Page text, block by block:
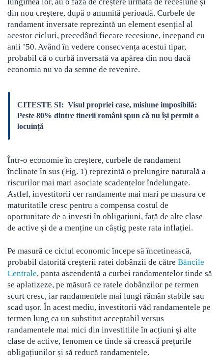
din nou creștere, după o anumită perioadă. Curbele de
randament inversate reprezintă un element esențial al
acestor cicluri, precedând fiecare recesiune, incepand cu
anii ’50. Având în vedere consecvența acestui tipar,
probabil că o curbă inversată va apărea din nou dacă
economia nu va da semne de revenire.
CITESTE SI: Visul propriei case, misiune imposibilă:
Peste 80% dintre tinerii români spun că nu își permit o
locuință
Într-o economie în creștere, curbele de randament
înclinate în sus (Fig. 1) reprezintă o prelungire naturală a
riscurilor mai mari asociate scadențelor îndelungate.
Astfel, investitorii cer randamente mai mari pe masura ce
maturitatile cresc pentru a compensa costul de
oportunitate de a investi în obligațiuni, față de alte clase
de active și de a menține un câștig peste rata inflației.
Pe masură ce ciclul economic începe să încetinească,
probabil datorită creșterii ratei dobânzii de către Băncile
Centrale, panta ascendentă a curbei randamentelor tinde să
se aplatizeze, pe măsură ce ratele dobânzilor pe termen
scurt cresc, iar randamentele mai lungi rămân stabile sau
scad ușor. În acest mediu, investitorii văd randamentele pe
termen lung ca un substitut acceptabil versus
randamentele mai mici din investitiile în acțiuni și alte
clase de active, fenomen ce tinde să crească prețurile
obligațiunilor și să reducă randamentele.